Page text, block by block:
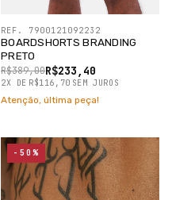
BOARDSHORTS BRANDING
PRETO
R$233,40
R$389,00
2X DE R$116,70 SEM JUROS
REF. 7900121092232
Atenção, última peça!
-50%